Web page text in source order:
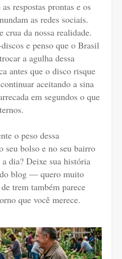
respostas prontas e os
as redes sociais.
crua da nossa realidade.
e penso que o Brasil
a agulha dessa
antes que o disco risque
aceitando a sina
em segundos o que
o peso dessa
seu bolso e no seu bairro
dia? Deixe sua história
blog — quero muito
trem também parece
que você merece.